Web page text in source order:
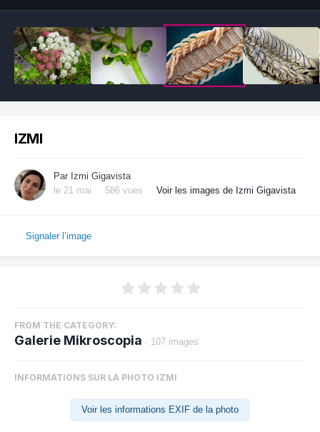
IZMI
Par Izmi Gigavista
le 21 mai
586 vues Voir les images de Izmi Gigavista
Signaler l’image
FROM THE CATEGORY:
Galerie Mikroscopia · 107 images
INFORMATIONS SUR LA PHOTO IZMI
Voir les informations EXIF de la photo